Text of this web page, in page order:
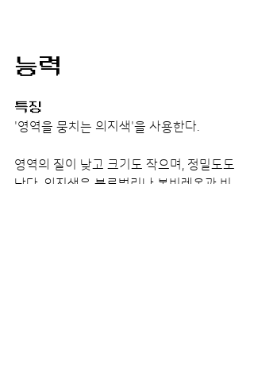
능력
특징
'영역을 뭉치는 의지색'을 사용한다.
영역의 질이 낮고 크기도 작으며, 정밀도도
낮다. 의지색은 블루벌리나 볼비레온과 비